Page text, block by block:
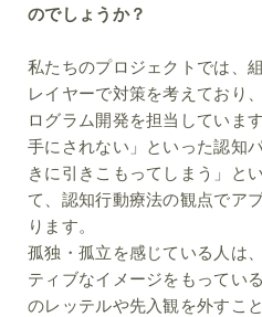
のでしょうか？
私たちのプロジェクトでは、
レイヤーで対策を考えており
ログラム開発を担当していま
手にされない」といった認知
きに引きこもってしまう」と
て、認知行動療法の観点でア
ります。
孤独・孤立を感じている人は
ティブなイメージをもってい
のレッテルや先入観を外すこ